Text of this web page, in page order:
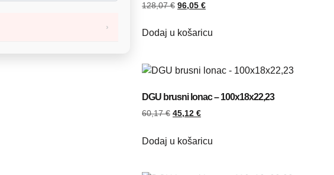
128,07€ 96,05 €
Dodaj u košaricu
DGU brusni lonac – 100x18x22,23
60,17€ 45,12 €
Dodaj u košaricu